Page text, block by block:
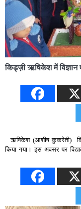
किड्ज़ी ऋषिकेश में
ऋषिकेश (आशीष कुकरेती)
किया गया। इस अवसर पर